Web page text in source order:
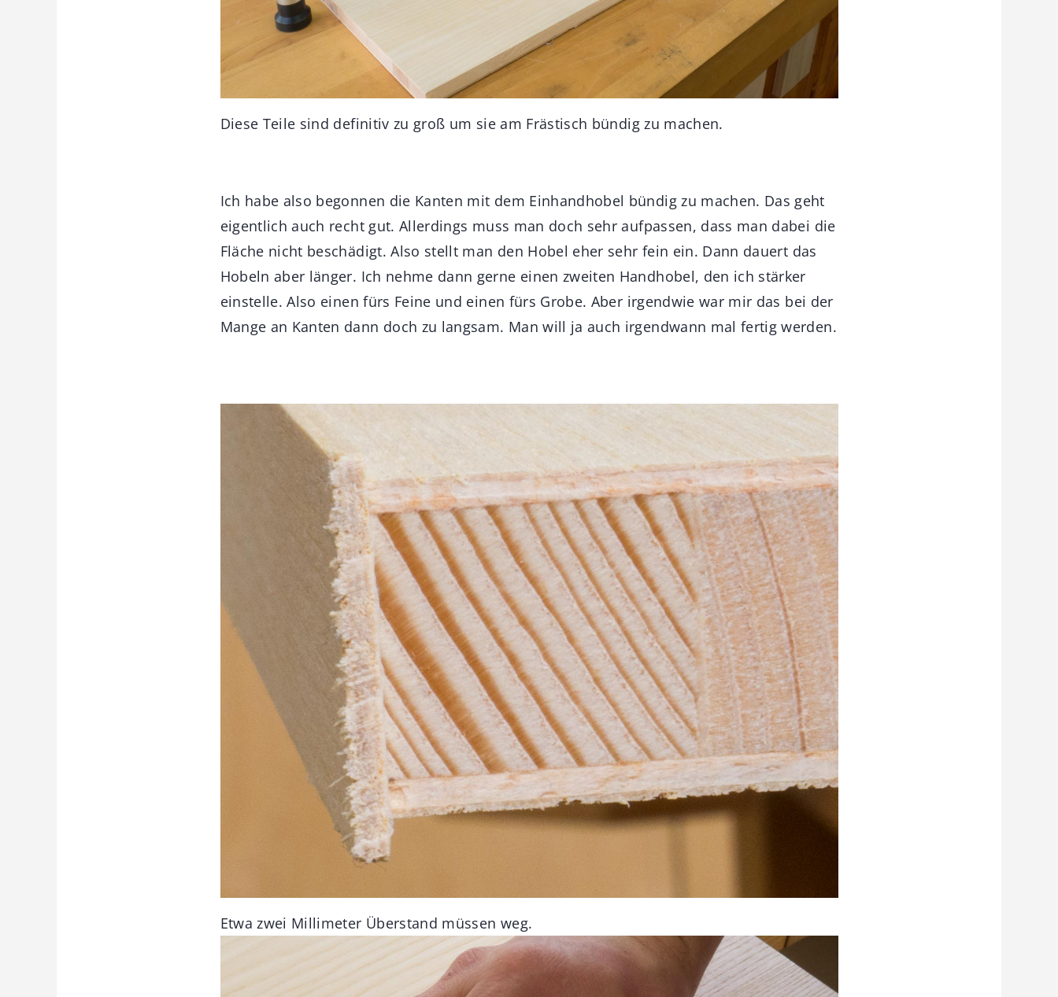
Diese Teile sind definitiv zu groß um sie am Frästisch bündig zu machen.
Ich habe also begonnen die Kanten mit dem Einhandhobel bündig zu machen. Das geht
eigentlich auch recht gut. Allerdings muss man doch sehr aufpassen, dass man dabei die
Fläche nicht beschädigt. Also stellt man den Hobel eher sehr fein ein. Dann dauert das
Hobeln aber länger. Ich nehme dann gerne einen zweiten Handhobel, den ich stärker
einstelle. Also einen fürs Feine und einen fürs Grobe. Aber irgendwie war mir das bei der
Mange an Kanten dann doch zu langsam. Man will ja auch irgendwann mal fertig werden.
Etwa zwei Millimeter Überstand müssen weg.